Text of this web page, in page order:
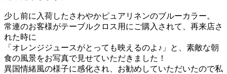
少し前に入荷したさわやかピュアリネンのブルーカラー。
常連のお客様がテーブルクロス用にご購入されて、再来店さ
れた時に
「オレンジジュースがとっても映えるのよ♪」と、素敵な朝
食の風景をお写真で見せていただきました！
異国情緒風の様子に感化され、お勧めしていただいたので私